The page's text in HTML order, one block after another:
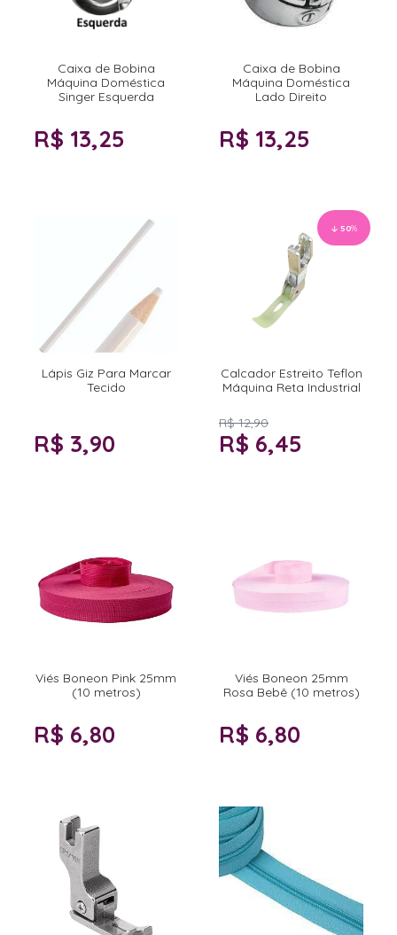
Caixa de Bobina
Máquina Doméstica
Singer Esquerda
R$ 13,25
Caixa de Bobina
Máquina Doméstica
Lado Direito
R$ 13,25
Lápis Giz Para Marcar
Tecido
R$ 3,90
50%
Calcador Estreito Teflon
Máquina Reta Industrial
R$ 12,90
R$ 6,45
Viés Boneon Pink 25mm
(10 metros)
R$ 6,80
Viés Boneon 25mm
Rosa Bebê (10 metros)
R$ 6,80